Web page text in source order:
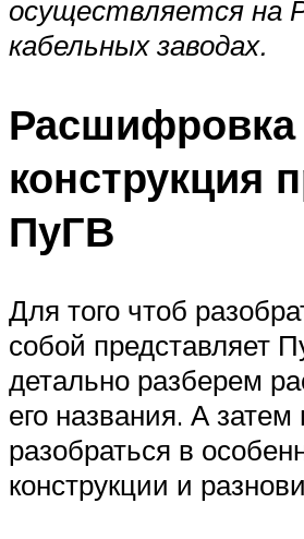
осуществляется на
кабельных заводах.
Расшифровка
конструкция
ПуГВ
Для того чтоб
собой представляет
детально разберем
его названия. А
разобраться в
конструкции и